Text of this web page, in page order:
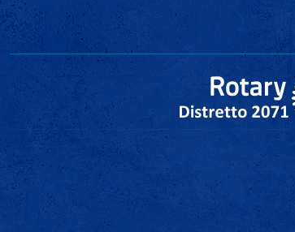
Navigazione principale